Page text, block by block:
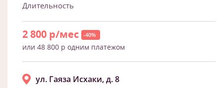
Длительность
2 800 р/мес -40%
или 48 800 р одним платежом
ул. Гаяза Исхаки, д. 8